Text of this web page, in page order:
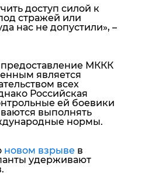
доступ силой к
стражей или
нас не допустили», –
предоставление МККК
является
всех
Российская
ей боевики
выполнять
нормы.
новом взрыве в
удерживают